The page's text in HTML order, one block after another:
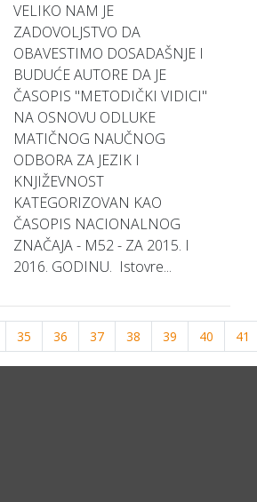
VELIKO NAM JE
ZADOVOLJSTVO DA
OBAVESTIMO DOSADAŠNJE I
BUDUĆE AUTORE DA JE
ČASOPIS "METODIČKI VIDICI"
NA OSNOVU ODLUKE
MATIČNOG NAUČNOG
ODBORA ZA JEZIK I
KNJIŽEVNOST
KATEGORIZOVAN KAO
ČASOPIS NACIONALNOG
ZNAČAJA - M52 - ZA 2015. I
2016. GODINU. Istovre...
35 36 37 38 39 40 41